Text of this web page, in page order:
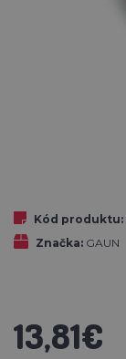
Kód produktu:
Značka: GAUN
13,81€